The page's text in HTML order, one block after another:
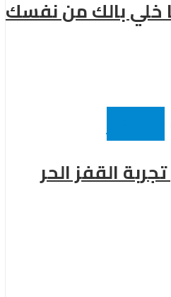
خلي بالك من نفسك
القفز الحر